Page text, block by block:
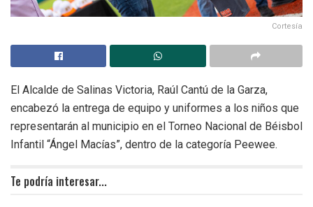
Cortesía
El Alcalde de Salinas Victoria, Raúl Cantú de la Garza,
encabezó la entrega de equipo y uniformes a los niños que
representarán al municipio en el Torneo Nacional de Béisbol
Infantil “Ángel Macías”, dentro de la categoría Peewee.
Te podría interesar...